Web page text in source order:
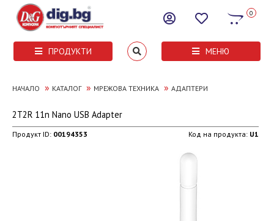
0
ПРОДУКТИ МЕНЮ
НАЧАЛО » КАТАЛОГ » МРЕЖОВА ТЕХНИКА » АДАПТЕРИ
2T2R 11n Nano USB Adapter
Продукт ID: 00194353 Код на продукта: U1